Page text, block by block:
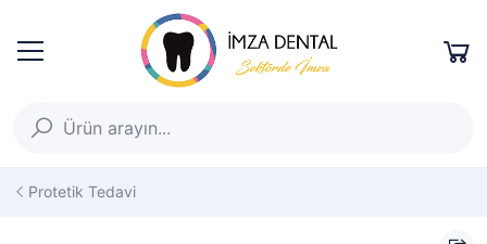
Protetik Tedavi